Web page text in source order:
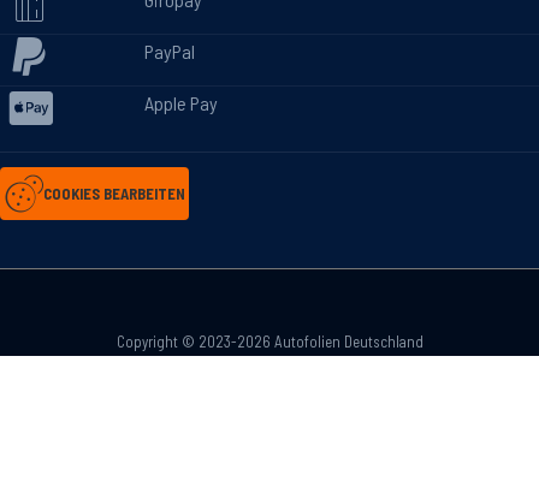
PayPal
Apple Pay
COOKIES BEARBEITEN
Copyright © 2023-2026 Autofolien Deutschland